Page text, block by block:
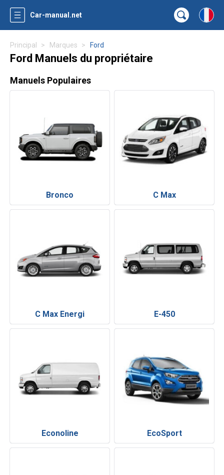
Car-manual.net
Principal Marques Ford
Ford Manuels du propriétaire
Manuels Populaires
Bronco C Max
C Max Energi E-450
Econoline EcoSport